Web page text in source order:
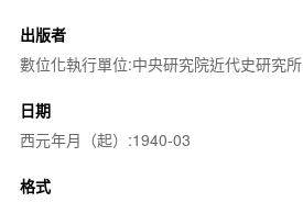
出版者
數位化執行單位:中央研究院近代史研究所
日期
西元年月（起）:1940-03
格式